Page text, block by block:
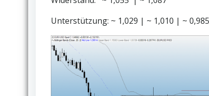
Unterstützung: ~ 1,029 | ~ 1,010 | ~ 0,985